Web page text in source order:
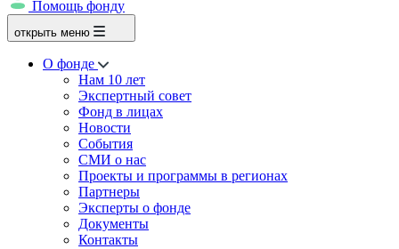
Помощь фонду
открыть меню
О фонде
Нам 10 лет
Экспертный совет
Фонд в лицах
Новости
События
СМИ о нас
Проекты и программы в регионах
Партнеры
Эксперты о фонде
Документы
Контакты